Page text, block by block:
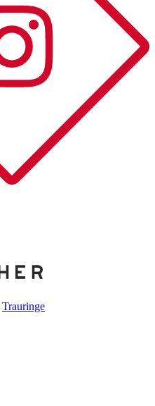
Trauringe